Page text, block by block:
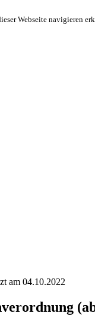
Webseite navigieren
am 04.10.2022